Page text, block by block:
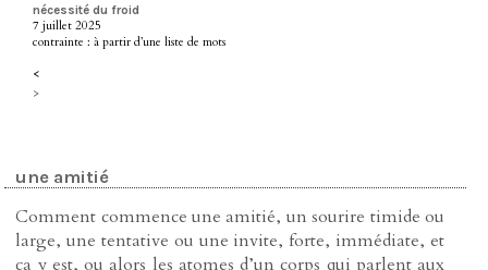
nécessité du froid
7 juillet 2025
contrainte : à partir d’une liste de mots
<
>
une amitié
Comment commence une amitié, un sourire timide ou
large, une tentative ou une invite, forte, immédiate, et
ça y est, ou alors les atomes d’un corps qui parlent aux